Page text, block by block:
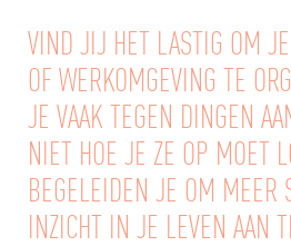
VIND JIJ HET LASTIG OM
OF WERKOMGEVING TE
JE VAAK TEGEN DINGEN
NIET HOE JE ZE OP MOET
BEGELEIDEN JE OM MEER
INZICHT IN JE LEVEN AAN